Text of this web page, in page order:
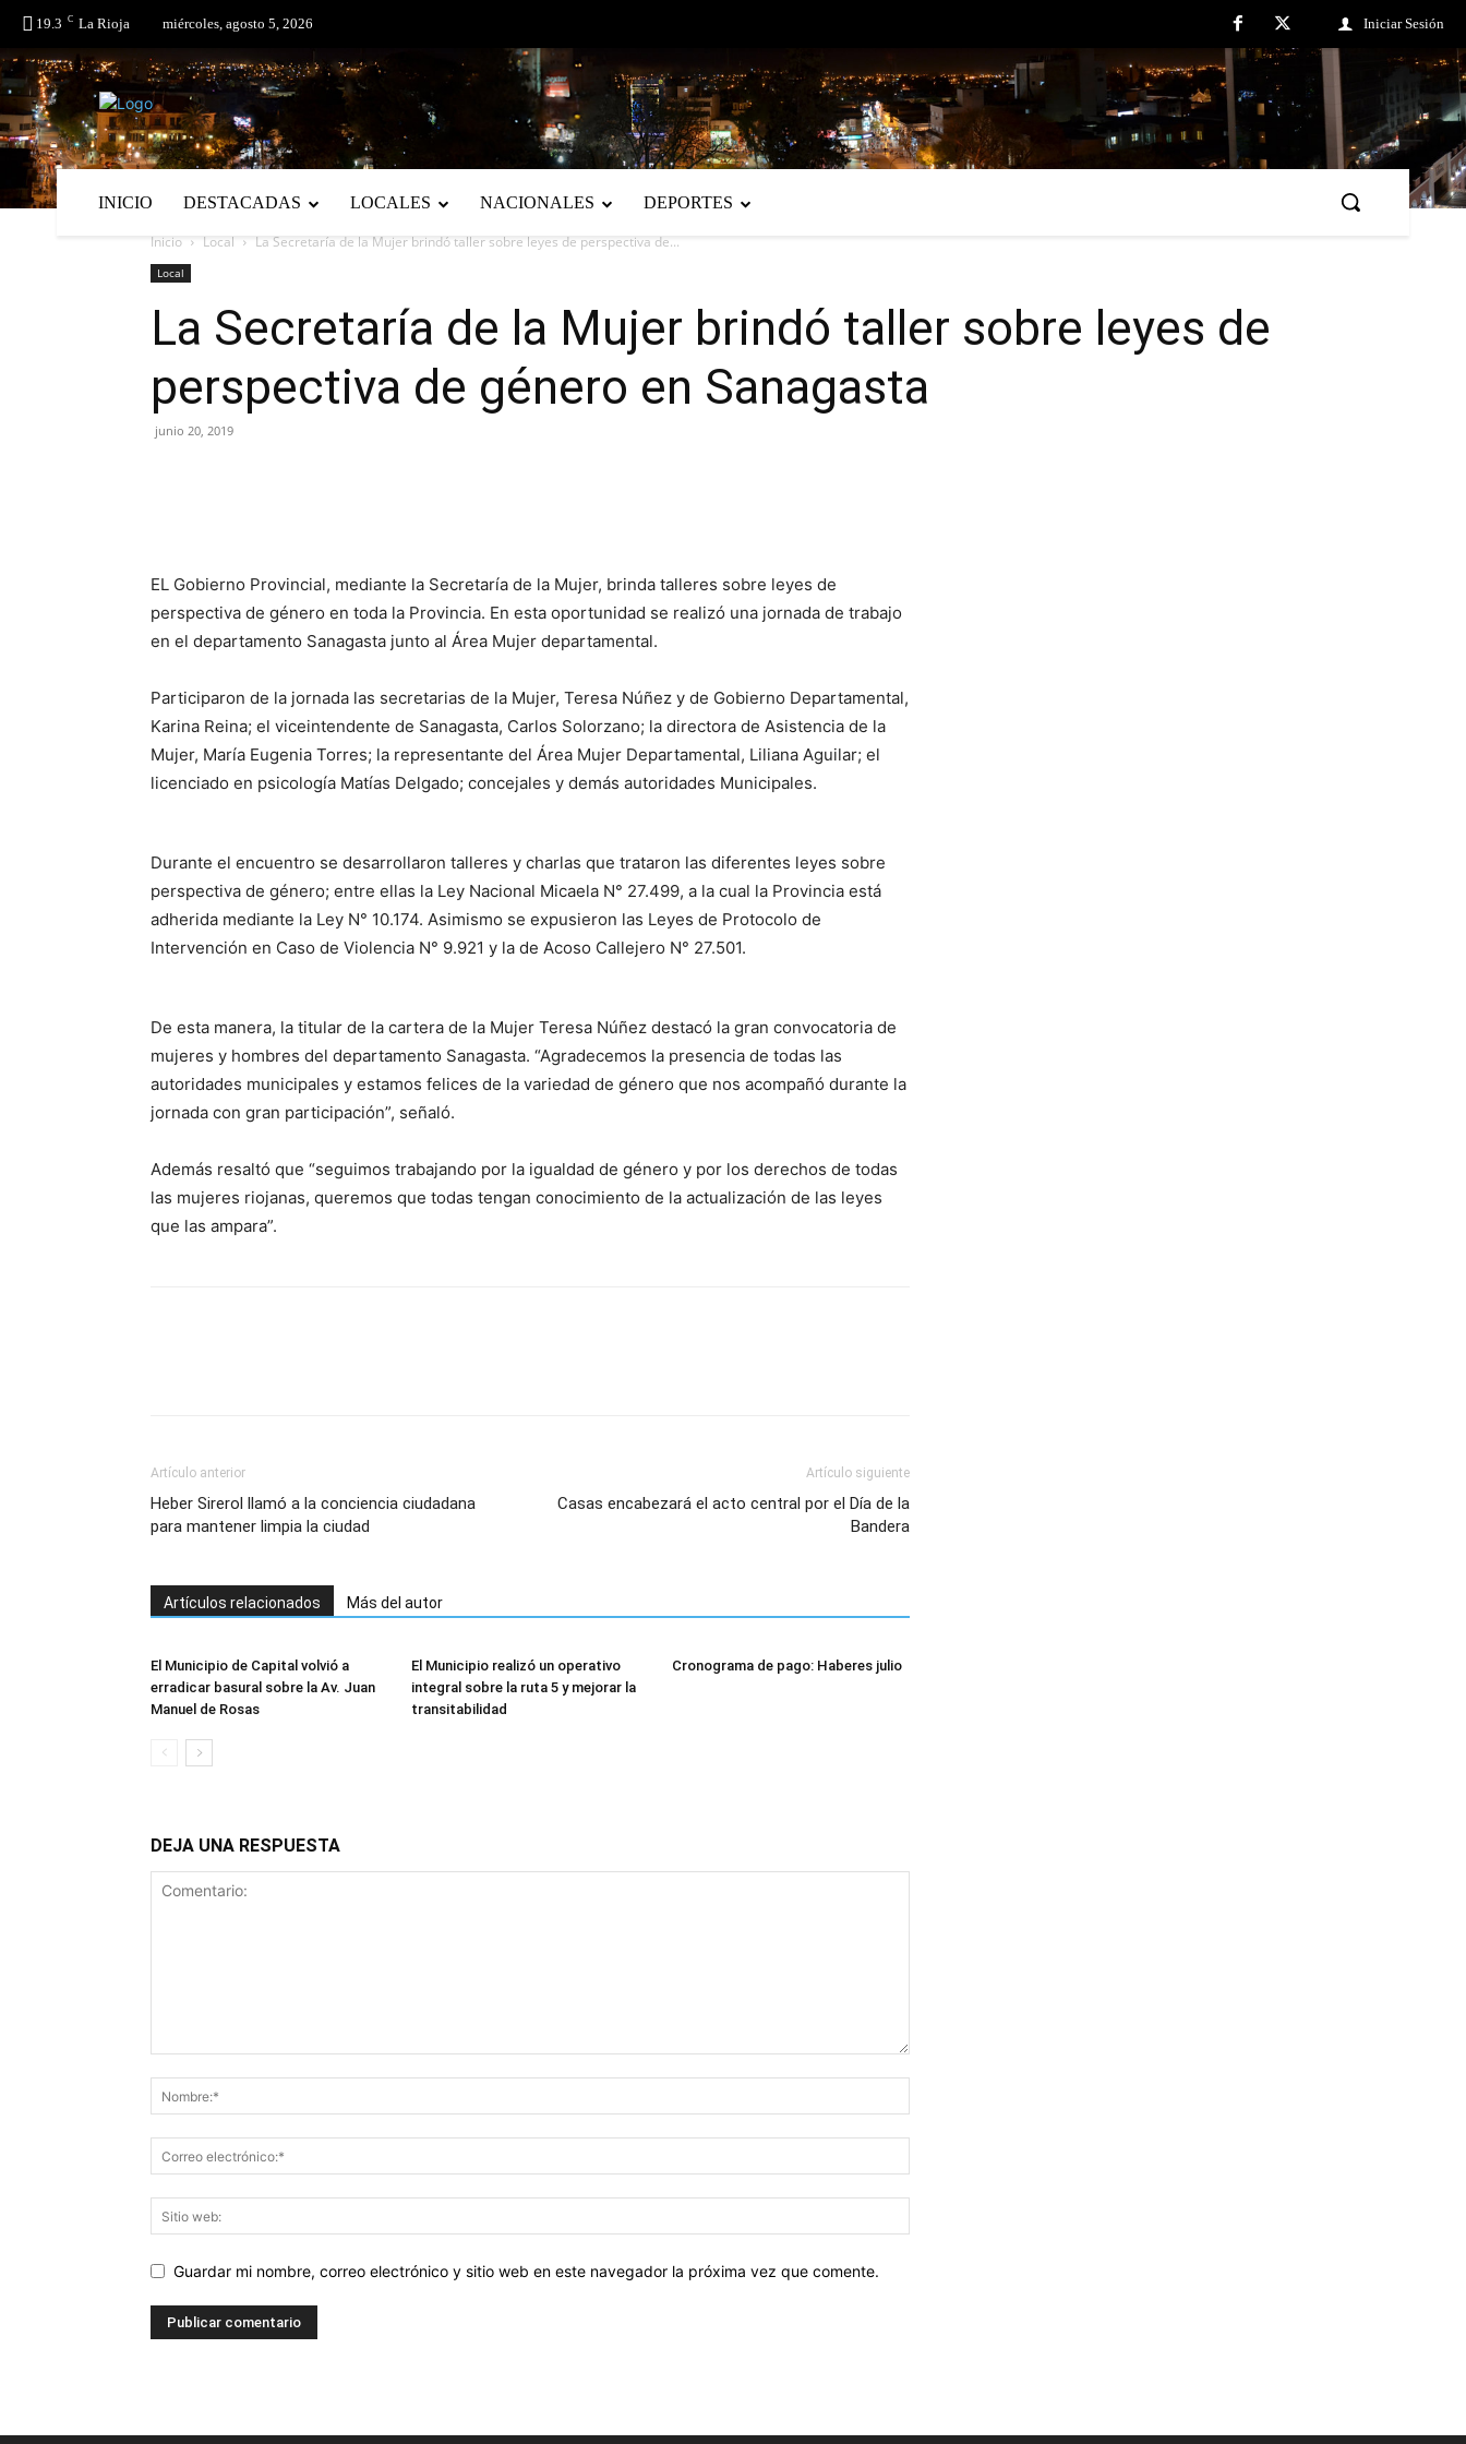
19.3 C La Rioja miércoles, agosto 5, 2026 Iniciar Sesión
INICIO DESTACADAS LOCALES NACIONALES DEPORTES
Inicio Local La Secretaría de la Mujer brindó taller sobre leyes de perspectiva de...
Local
La Secretaría de la Mujer brindó taller sobre leyes de
perspectiva de género en Sanagasta
junio 20, 2019
EL Gobierno Provincial, mediante la Secretaría de la Mujer, brinda talleres sobre leyes de
perspectiva de género en toda la Provincia. En esta oportunidad se realizó una jornada de trabajo
en el departamento Sanagasta junto al Área Mujer departamental.
Participaron de la jornada las secretarias de la Mujer, Teresa Núñez y de Gobierno Departamental,
Karina Reina; el viceintendente de Sanagasta, Carlos Solorzano; la directora de Asistencia de la
Mujer, María Eugenia Torres; la representante del Área Mujer Departamental, Liliana Aguilar; el
licenciado en psicología Matías Delgado; concejales y demás autoridades Municipales.
Durante el encuentro se desarrollaron talleres y charlas que trataron las diferentes leyes sobre
perspectiva de género; entre ellas la Ley Nacional Micaela N° 27.499, a la cual la Provincia está
adherida mediante la Ley N° 10.174. Asimismo se expusieron las Leyes de Protocolo de
Intervención en Caso de Violencia N° 9.921 y la de Acoso Callejero N° 27.501.
De esta manera, la titular de la cartera de la Mujer Teresa Núñez destacó la gran convocatoria de
mujeres y hombres del departamento Sanagasta. “Agradecemos la presencia de todas las
autoridades municipales y estamos felices de la variedad de género que nos acompañó durante la
jornada con gran participación”, señaló.
Además resaltó que “seguimos trabajando por la igualdad de género y por los derechos de todas
las mujeres riojanas, queremos que todas tengan conocimiento de la actualización de las leyes
que las ampara”.
Artículo anterior
Heber Sirerol llamó a la conciencia ciudadana
para mantener limpia la ciudad
Artículo siguiente
Casas encabezará el acto central por el Día de la
Bandera
Artículos relacionados Más del autor
El Municipio de Capital volvió a
erradicar basural sobre la Av. Juan
Manuel de Rosas
El Municipio realizó un operativo
integral sobre la ruta 5 y mejorar la
transitabilidad
Cronograma de pago: Haberes julio
DEJA UNA RESPUESTA
Guardar mi nombre, correo electrónico y sitio web en este navegador la próxima vez que comente.